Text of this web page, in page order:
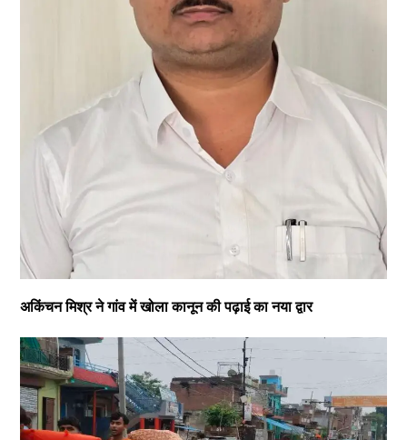
अकिंचन मिश्र ने गांव में खोला कानून की पढ़ाई का नया द्वार